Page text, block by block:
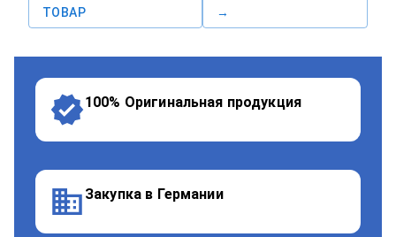
ТОВАР
→
100% Оригинальная продукция
Закупка в Германии